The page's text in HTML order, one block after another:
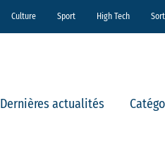
Culture Sport High Tech
Dernières actualités